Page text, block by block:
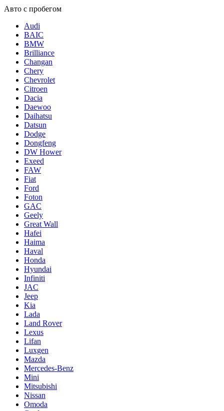
Авто с пробегом
Audi
BAIC
BMW
Brilliance
Changan
Chery
Chevrolet
Citroen
Dacia
Daewoo
Daihatsu
Datsun
Dodge
Dongfeng
DW Hower
Exeed
FAW
Fiat
Ford
Foton
GAC
Geely
Great Wall
Hafei
Haima
Haval
Honda
Hyundai
Infiniti
JAC
Jeep
Kia
Lada
Land Rover
Lexus
Lifan
Luxgen
Mazda
Mercedes-Benz
Mini
Mitsubishi
Nissan
Omoda